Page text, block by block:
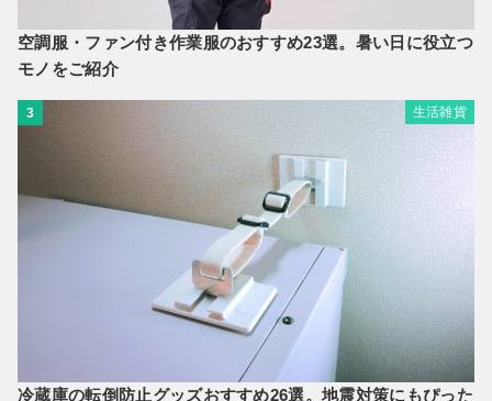
空調服・ファン付き作業服のおすすめ23選。暑い日に役立つ
モノをご紹介
3 生活雑貨
冷蔵庫の転倒防止グッズおすすめ26選。地震対策にもぴった